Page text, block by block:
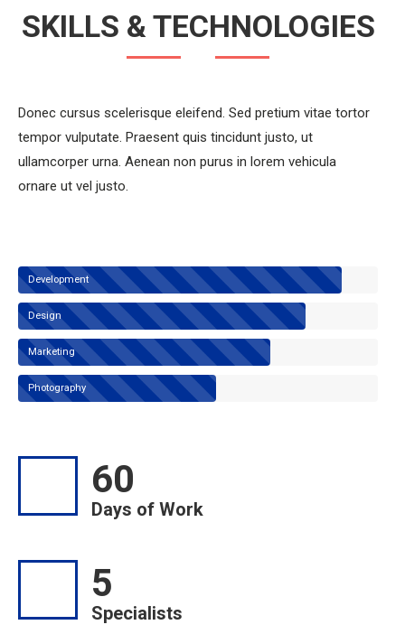
SKILLS & TECHNOLOGIES
Donec cursus scelerisque eleifend. Sed pretium vitae tortor
tempor vulputate. Praesent quis tincidunt justo, ut
ullamcorper urna. Aenean non purus in lorem vehicula
ornare ut vel justo.
Development
Design
Marketing
Photography
60
Days of Work
5
Specialists